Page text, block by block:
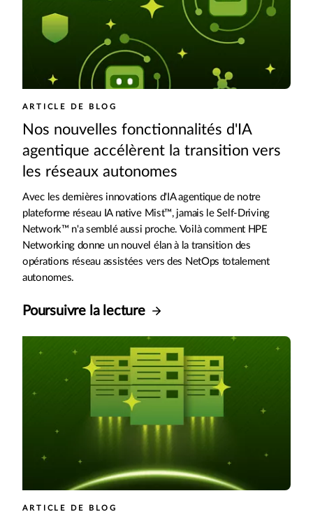
ARTICLE DE BLOG
Nos nouvelles fonctionnalités d'IA
agentique accélèrent la transition vers
les réseaux autonomes
Avec les dernières innovations d'IA agentique de notre
plateforme réseau IA native Mist™, jamais le Self-Driving
Network™ n'a semblé aussi proche. Voilà comment HPE
Networking donne un nouvel élan à la transition des
opérations réseau assistées vers des NetOps totalement
autonomes.
Poursuivre la lecture
ARTICLE DE BLOG